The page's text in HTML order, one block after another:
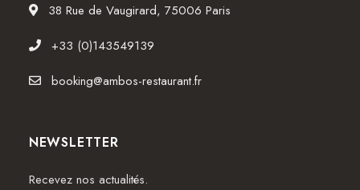
38 Rue de Vaugirard, 75006 Paris
+33 (0)143549139
booking@ambos-restaurant.fr
NEWSLETTER
Recevez nos actualités.